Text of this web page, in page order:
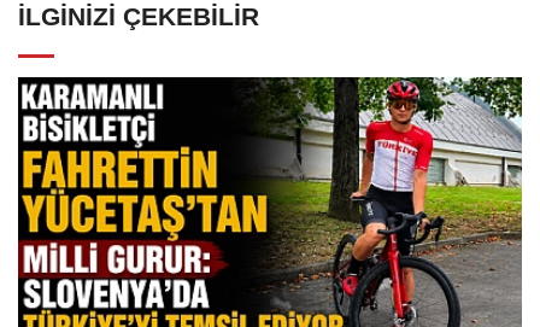
İLGINIZI ÇEKEBILIR